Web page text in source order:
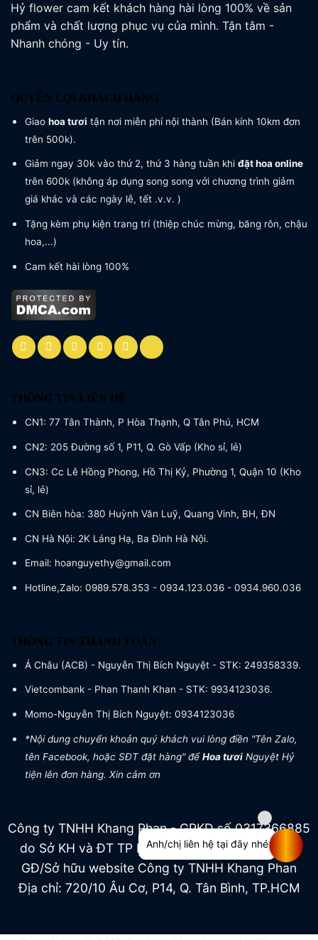
Hỷ flower cam kết khách hàng hài lòng 100% về sản
phẩm và chất lượng phục vụ của mình. Tận tâm -
Nhanh chóng - Uy tín.
QUYỀN LỢI KHÁCH HÀNG
Giao hoa tươi tận nơi miễn phí nội thành (Bán kính 10km đơn
trên 500k).
Giảm ngay 30k vào thứ 2, thứ 3 hàng tuần khi đặt hoa online
trên 600k (không áp dụng song song với chương trình giảm
giá khác và các ngày lễ, tết .v.v. )
Tặng kèm phụ kiện trang trí (thiệp chúc mừng, băng rôn, chậu
hoa,...)
Cam kết hài lòng 100%
THÔNG TIN LIÊN HỆ
CN1: 77 Tân Thành, P Hòa Thạnh, Q Tân Phú, HCM
CN2: 205 Đường số 1, P11, Q. Gò Vấp (Kho sỉ, lẻ)
CN3: Cc Lê Hồng Phong, Hồ Thị Kỷ, Phường 1, Quận 10 (Kho
sỉ, lẻ)
CN Biên hòa: 380 Huỳnh Văn Luỹ, Quang Vinh, BH, ĐN
CN Hà Nội: 2K Láng Hạ, Ba Đình Hà Nội.
Email: hoanguyethy@gmail.com
Hotline,Zalo: 0989.578.353 - 0934.123.036 - 0934.960.036
THÔNG TIN THANH TOÁN
Á Châu (ACB) - Nguyễn Thị Bích Nguyệt - STK: 249358339.
Vietcombank - Phan Thanh Khan - STK: 9934123036.
Momo-Nguyễn Thị Bích Nguyệt: 0934123036
*Nội dung chuyển khoản quý khách vui lòng điền "Tên Zalo,
tên Facebook, hoặc SĐT đặt hàng" đểHoa tươi Nguyệt Hỷ
tiện lên đơn hàng. Xin cảm ơn
Công ty TNHH Khang Phan - GPKD số 0317366885
do Sở KH và ĐT TP HCM cấp ngày 04/07/2022
GĐ/Sở hữu website Công ty TNHH Khang Phan
Địa chỉ: 720/10 Âu Cơ, P14, Q. Tân Bình, TP.HCM
Anh/chị liên hệ tại đây nhé